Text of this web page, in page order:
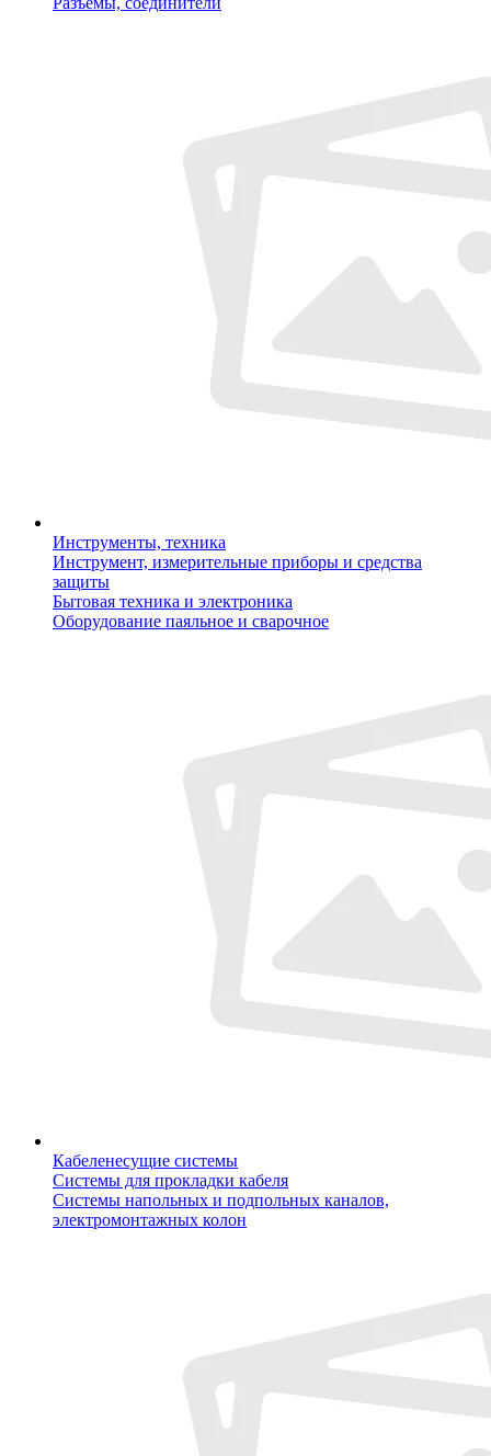
Инструменты, техника
Инструмент, измерительные приборы и средства
защиты
Бытовая техника и электроника
Оборудование паяльное и сварочное
Кабеленесущие системы
Системы для прокладки кабеля
Системы напольных и подпольных каналов,
электромонтажных колон